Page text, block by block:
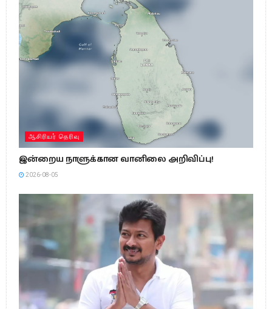
ஆசிரியர் தெரிவு
இன்றைய நாளுக்கான வானிலை அறிவிப்பு!
2026-08-05